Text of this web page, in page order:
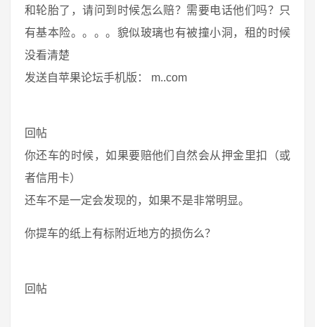
和轮胎了，请问到时候怎么赔？需要电话他们吗？只
有基本险。。。。貌似玻璃也有被撞小洞，租的时候
没看清楚
发送自苹果论坛手机版： m..com
回帖
你还车的时候，如果要赔他们自然会从押金里扣（或
者信用卡）
还车不是一定会发现的，如果不是非常明显。
你提车的纸上有标附近地方的损伤么？
回帖